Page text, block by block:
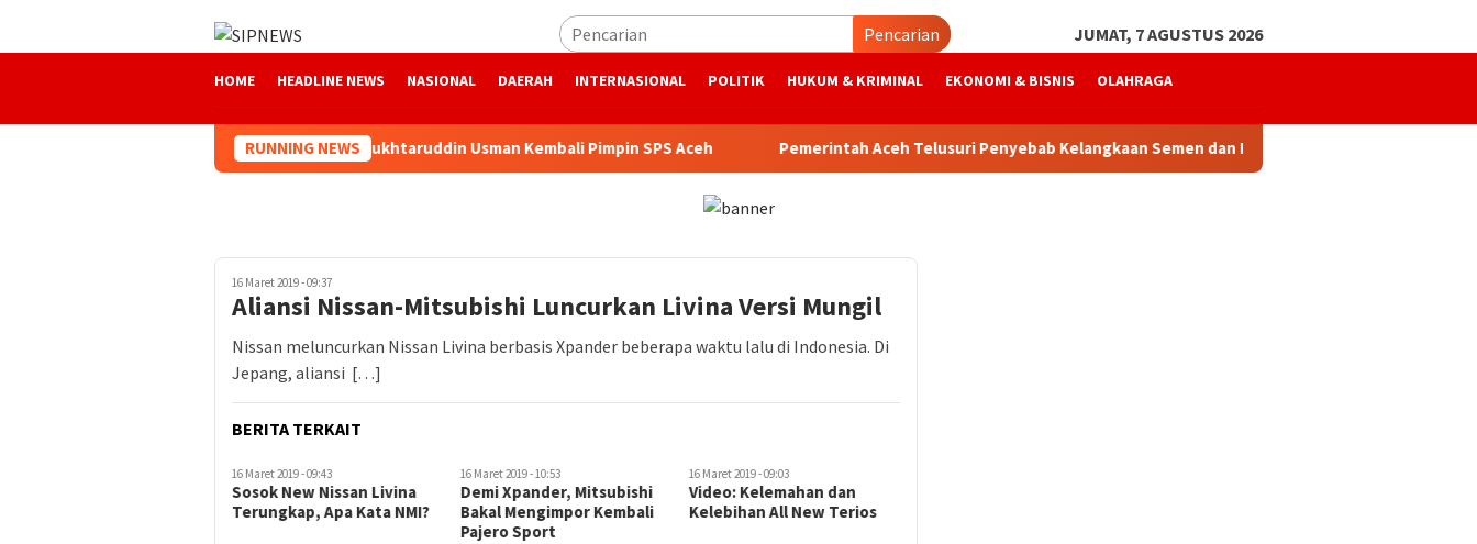
Pencarian JUMAT, 7 AGUSTUS 2026
HOME HEADLINE NEWS NASIONAL DAERAH INTERNASIONAL POLITIK HUKUM & KRIMINAL EKONOMI & BISNIS OLAHRAGA
RUNNING NEWS
Aceh Siap Melangkah Lebih Kuat Mukhtaruddin Usman Kembali Pimpin SPS Aceh Pemerintah Aceh Telusuri Penyebab Kelangkaan Semen dan BBM
16 Maret 2019 - 09:37
Aliansi Nissan-Mitsubishi Luncurkan Livina Versi Mungil
Nissan meluncurkan Nissan Livina berbasis Xpander beberapa waktu lalu di Indonesia. Di
Jepang, aliansi […]
BERITA TERKAIT
16 Maret 2019 - 09:43
Sosok New Nissan Livina
Terungkap, Apa Kata NMI?
16 Maret 2019 - 10:53
Demi Xpander, Mitsubishi
Bakal Mengimpor Kembali
Pajero Sport
16 Maret 2019 - 09:03
Video: Kelemahan dan
Kelebihan All New Terios